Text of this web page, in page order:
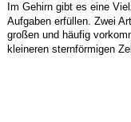
Im Gehirn gibt es eine
Aufgaben erfüllen. Zwei
großen und häufig
kleineren sternförmigen